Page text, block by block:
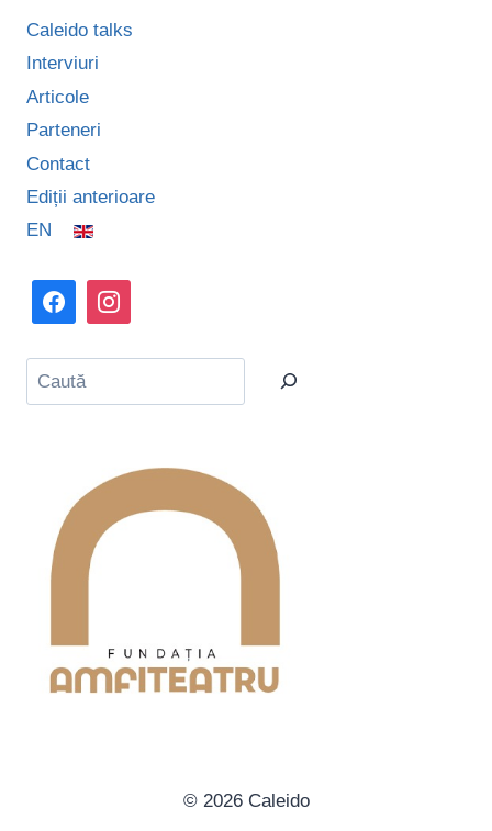
Caleido talks
Interviuri
Articole
Parteneri
Contact
Ediții anterioare
EN
Caută
© 2026 Caleido